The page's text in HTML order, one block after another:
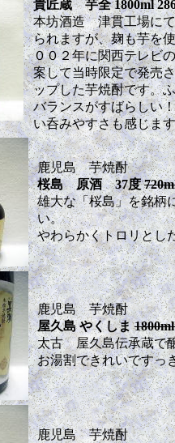
貴匠蔵 芋全 1800ml
本坊酒造 津貫工場に
られますが、麹も芋を
００２年に関西テレビ
案して当時限定で発売
ップした芋焼酎です。
バランスがすばらしい
い呑みやすさも感じま
鹿児島 芋焼酎
桜島 原酒 37度
雄大な「桜島」を銘柄
い。
やわらかくトロリとし
鹿児島 芋焼酎
屋久島 やくしま
太古 屋久島伝承蔵で
お湯割できれいですっ
鹿児島 芋焼酎